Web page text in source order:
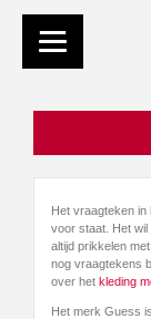
Het vraagteken
voor staat. Het wil
altijd prikkelen
nog vraagtekens
over het kleding
Het merk Guess